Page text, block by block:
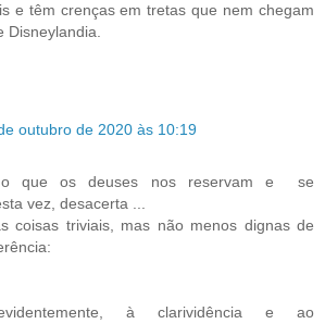
e têm crenças em tretas que nem chegam
Disneylandia.
outubro de 2020 às 10:19
o que os deuses nos reservam e se
vez, desacerta ...
coisas triviais, mas não menos dignas de
à clarividência e ao